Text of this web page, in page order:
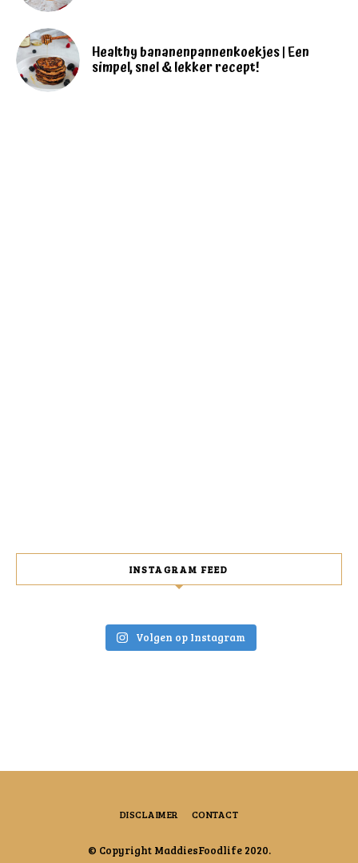
Healthy bananenpannenkoekjes | Een
simpel, snel & lekker recept!
INSTAGRAM FEED
Volgen op Instagram
DISCLAIMER CONTACT
© Copyright MaddiesFoodlife 2020.